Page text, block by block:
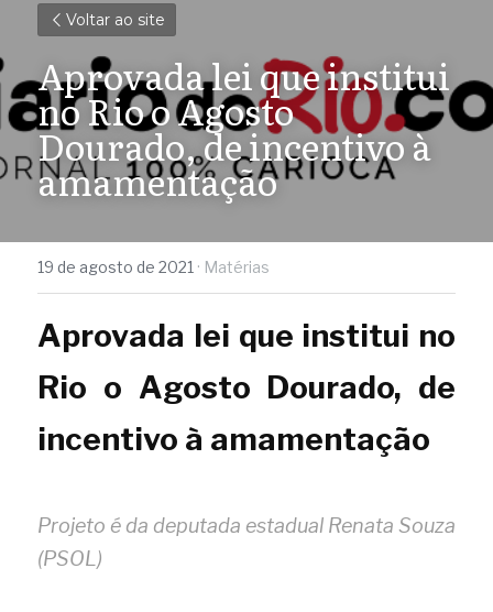
Voltar ao site
Aprovada lei que institui
no Rio o Agosto
Dourado, de incentivo à
amamentação
19 de agosto de 2021 · Matérias
Aprovada lei que institui no
Rio o Agosto Dourado, de
incentivo à amamentação
Projeto é da deputada estadual Renata Souza
(PSOL)